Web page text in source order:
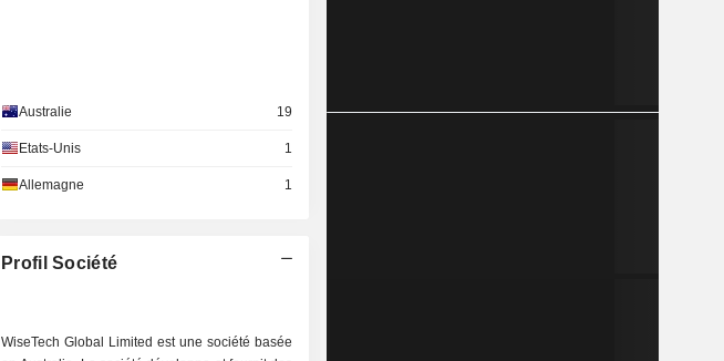
Australie 19
Etats-Unis 1
Allemagne 1
Profil Société
WiseTech Global Limited est une société basée